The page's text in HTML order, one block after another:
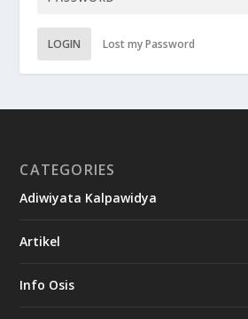
LOGIN Lost my Password
CATEGORIES
Adiwiyata Kalpawidya
Artikel
Info Osis